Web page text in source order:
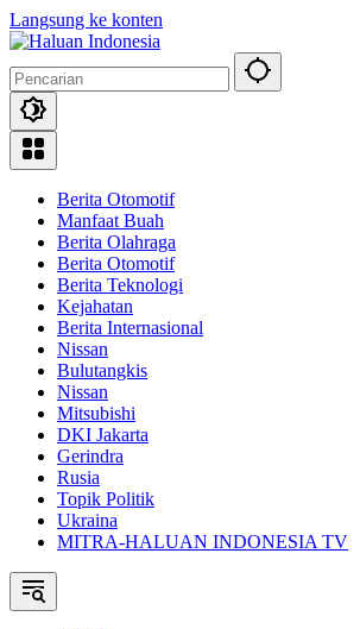
Langsung ke konten
Berita Otomotif
Manfaat Buah
Berita Olahraga
Berita Otomotif
Berita Teknologi
Kejahatan
Berita Internasional
Nissan
Bulutangkis
Nissan
Mitsubishi
DKI Jakarta
Gerindra
Rusia
Topik Politik
Ukraina
MITRA-HALUAN INDONESIA TV